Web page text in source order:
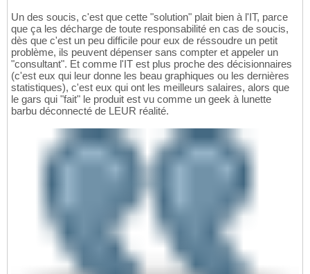
Un des soucis, c'est que cette "solution" plait bien à l'IT, parce
que ça les décharge de toute responsabilité en cas de soucis,
dès que c'est un peu difficile pour eux de réssoudre un petit
problème, ils peuvent dépenser sans compter et appeler un
"consultant". Et comme l'IT est plus proche des décisionnaires
(c'est eux qui leur donne les beau graphiques ou les dernières
statistiques), c'est eux qui ont les meilleurs salaires, alors que
le gars qui "fait" le produit est vu comme un geek à lunette
barbu déconnecté de LEUR réalité.